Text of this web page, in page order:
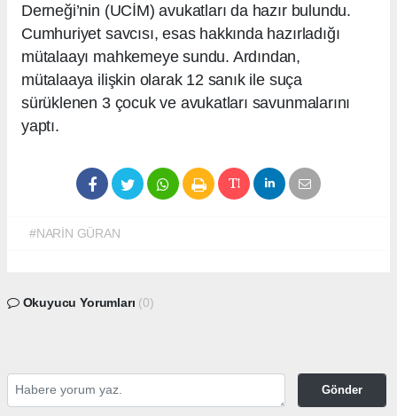
Derneği’nin (UCİM) avukatları da hazır bulundu.
Cumhuriyet savcısı, esas hakkında hazırladığı
mütalaayı mahkemeye sundu. Ardından,
mütalaaya ilişkin olarak 12 sanık ile suça
sürüklenen 3 çocuk ve avukatları savunmalarını
yaptı.
#NARİN GÜRAN
Okuyucu Yorumları (0)
Gönder